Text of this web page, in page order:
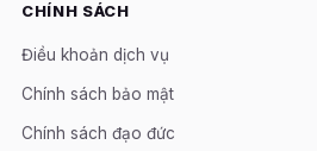
CHÍNH SÁCH
Điều khoản dịch vụ
Chính sách bảo mật
Chính sách đạo đức